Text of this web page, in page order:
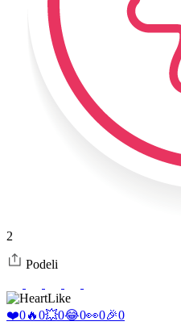
2
Podeli
Like
❤️0🔥0💥0😂0👀0🎉0